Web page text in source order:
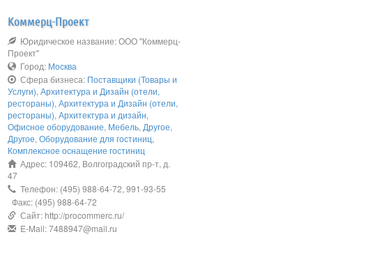
Коммерц-Проект
Юридическое название: ООО "Коммерц-
Проект"
Город: Москва
Сфера бизнеса: Поставщики (Товары и
Услуги),Архитектура и Дизайн (отели,
рестораны),Архитектура и Дизайн (отели,
рестораны),Архитектура и дизайн,
Офисное оборудование, Мебель, Другое,
Другое,Оборудование для гостиниц,
Комплексное оснащение гостиниц
Адрес: 109462, Волгоградский пр-т, д.
47
Телефон: (495) 988-64-72, 991-93-55
Факс: (495) 988-64-72
Сайт: http://procommerc.ru/
E-Mail: 7488947@mail.ru